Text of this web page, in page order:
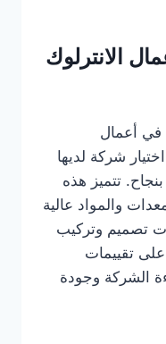
الانترلوك
أعمال
شركة لديها
تتميز هذه
والمواد عالية
تصميم وتركيب
على تقييمات
الشركة وجودة